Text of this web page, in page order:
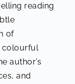
reading
of
colourful
author’s
and